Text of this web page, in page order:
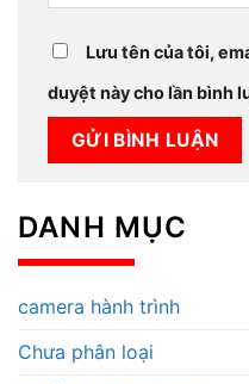
Lưu tên của tôi,
duyệt này cho lần bình
DANH MỤC
camera hành trình
Chưa phân loại